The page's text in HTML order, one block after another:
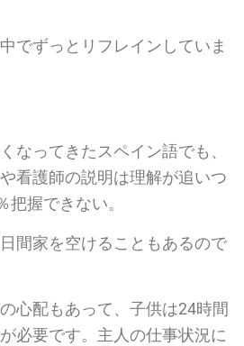
でずっとリフレインしていま
なってきたスペイン語でも、
看護師の説明は理解が追いつ
把握できない。
間家を空けることもあるので
心配もあって、子供は24時間
必要です。主人の仕事状況に